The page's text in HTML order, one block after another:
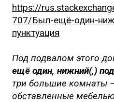
https://
707/Был-ещё-один-
пунктуация
Под подвалом этого
ещё один, нижний(,)
три большие комнаты
обставленные